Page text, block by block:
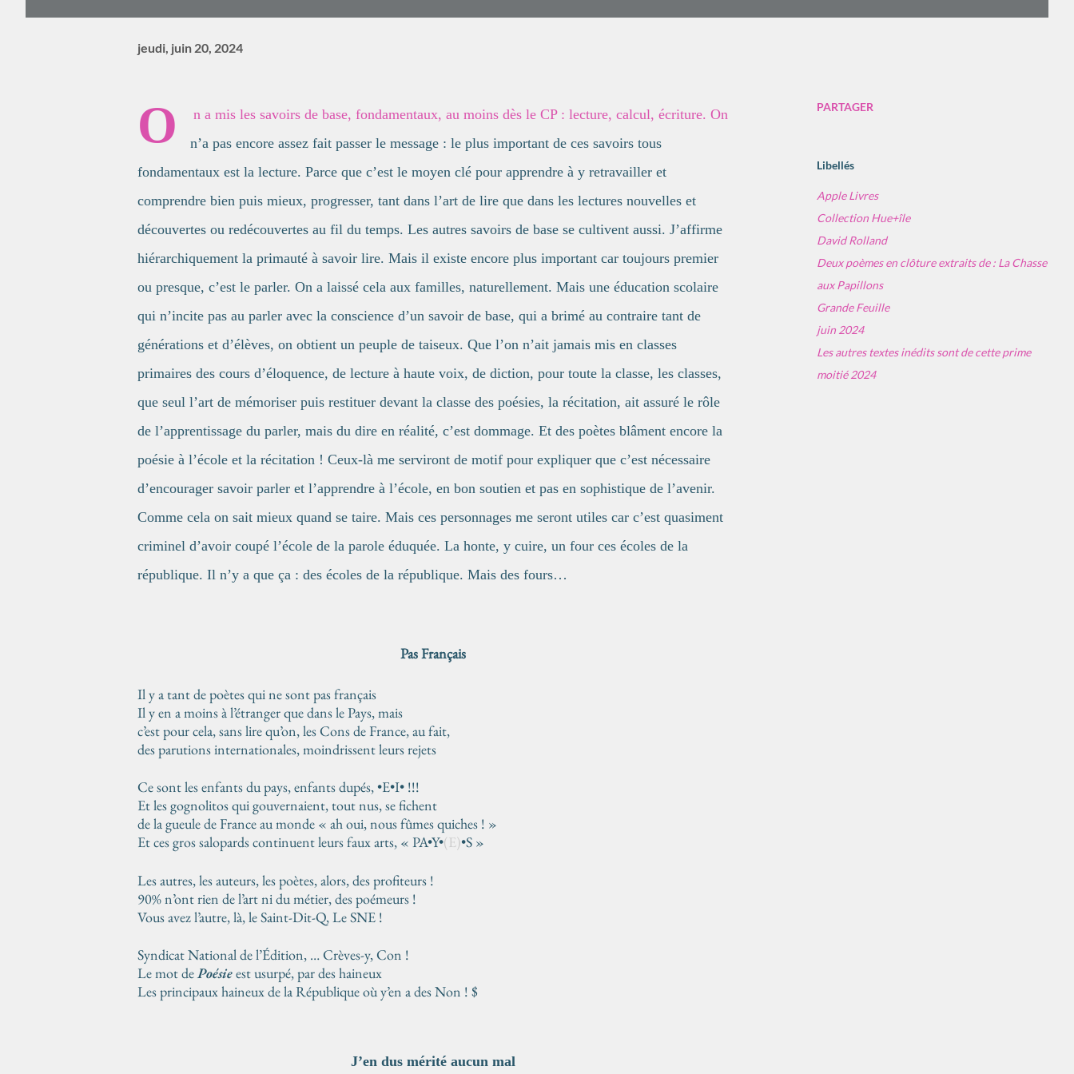
jeudi, juin 20, 2024
O
n a mis les savoirs de base, fondamentaux, au moins dès le CP : lecture, calcul, écriture. On
n’a pas encore assez fait passer le message : le plus important de ces savoirs tous
fondamentaux est la lecture. Parce que c’est le moyen clé pour apprendre à y retravailler et
comprendre bien puis mieux, progresser, tant dans l’art de lire que dans les lectures nouvelles et
découvertes ou redécouvertes au fil du temps. Les autres savoirs de base se cultivent aussi. J’affirme
hiérarchiquement la primauté à savoir lire. Mais il existe encore plus important car toujours premier
ou presque, c’est le parler. On a laissé cela aux familles, naturellement. Mais une éducation scolaire
qui n’incite pas au parler avec la conscience d’un savoir de base, qui a brimé au contraire tant de
générations et d’élèves, on obtient un peuple de taiseux. Que l’on n’ait jamais mis en classes
primaires des cours d’éloquence, de lecture à haute voix, de diction, pour toute la classe, les classes,
que seul l’art de mémoriser puis restituer devant la classe des poésies, la récitation, ait assuré le rôle
de l’apprentissage du parler, mais du dire en réalité, c’est dommage. Et des poètes blâment encore la
poésie à l’école et la récitation ! Ceux-là me serviront de motif pour expliquer que c’est nécessaire
d’encourager savoir parler et l’apprendre à l’école, en bon soutien et pas en sophistique de l’avenir.
Comme cela on sait mieux quand se taire. Mais ces personnages me seront utiles car c’est quasiment
criminel d’avoir coupé l’école de la parole éduquée. La honte, y cuire, un four ces écoles de la
république. Il n’y a que ça : des écoles de la république. Mais des fours…
Pas Français
Il y a tant de poètes qui ne sont pas français
Il y en a moins à l’étranger que dans le Pays, mais
c’est pour cela, sans lire qu’on, les Cons de France, au fait,
des parutions internationales, moindrissent leurs rejets
Ce sont les enfants du pays, enfants dupés, •E•I• !!!
Et les gognolitos qui gouvernaient, tout nus, se fichent
de la gueule de France au monde « ah oui, nous fûmes quiches ! »
Et ces gros salopards continuent leurs faux arts, « PA•Y•(E)•S »
Les autres, les auteurs, les poètes, alors, des profiteurs !
90% n’ont rien de l’art ni du métier, des poémeurs !
Vous avez l’autre, là, le Saint-Dit-Q, Le SNE !
Syndicat National de l’Édition, … Crèves-y, Con !
Le mot dePoésieest usurpé, par des haineux
Les principaux haineux de la République où y’en a des Non ! $
J’en dus mérité aucun mal
PARTAGER
Libellés
Apple Livres
Collection Hue+île
David Rolland
Deux poèmes en clôture extraits de : La Chasse
aux Papillons
Grande Feuille
juin 2024
Les autres textes inédits sont de cette prime
moitié 2024